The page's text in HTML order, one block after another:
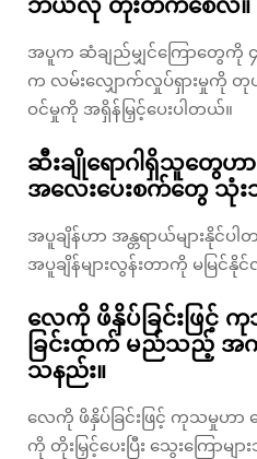
အပူက ဆံချည်မျှင်ကြောတွေကို ၄၀
က လမ်းလျှောက်လှုပ်ရှားမှုကို တုပ
ဝင်မှုကို အရှိန်မြှင့်ပေးပါတယ်။
ဆီးချိုရောဂါရှိသူတွေဟ
အလေးပေးစက်တွေ သုံး
အပူချိန်ဟာ အန္တရာယ်များနိုင်ပ
အပူချိန်များလွန်းတာကို မမြ
လေကို ဖိနှိပ်ခြင်းဖြင့်
ခြင်းထက် မည်သည့် အကျို
သနည်း။
လေကို ဖိနှိပ်ခြင်းဖြင့် ကုသမှုဟာ သွ
ကို တိုးမြှင့်ပေးပြီး သွေးကြော